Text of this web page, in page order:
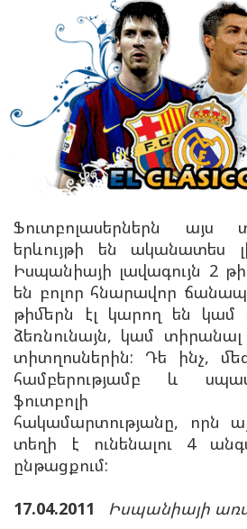
Ֆուտբոլասերներն
երևույթի են ականատես
Իսպանիայի լավագույն 2
են բոլոր հնարավոր
թիմերն էլ կարող են կամ
ձեռնունայն, կամ
տիտղոսներին: Դե ինչ,
համբերությամբ և
ֆուտբոլի
հակամարտությանը, որն
տեղի է ունենալու 4
ընթացքում:
17.04.2011
Իսպանիայի